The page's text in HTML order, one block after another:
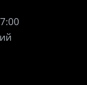
17:00